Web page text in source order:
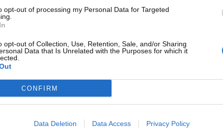
opt-out of processing my Personal Data for Targeted
opt-out of Collection, Use, Retention, Sale, and/or Sharing
Data that Is Unrelated with the Purposes for which it
CONFIRM
Data Deletion Data Access Privacy Policy
negli Stati Uniti d’America. Ci riferiamo
e l’uso del cambio eDCT non è ancora progettato
suggerire qualcosa di inaspettato. Staremo a vedere